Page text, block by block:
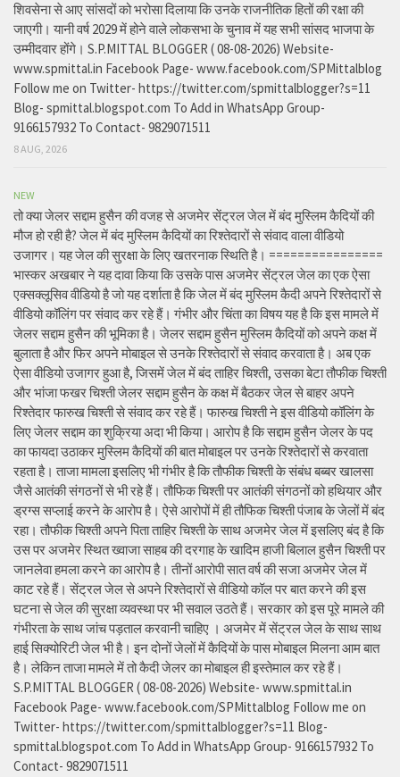
शिवसेना से आए सांसदों को भरोसा दिलाया कि उनके राजनीतिक हितों की रक्षा की
जाएगी। यानी वर्ष 2029 में होने वाले लोकसभा के चुनाव में यह सभी सांसद भाजपा के
उम्मीदवार होंगे। S.P.MITTAL BLOGGER ( 08-08-2026) Website-
www.spmittal.in Facebook Page- www.facebook.com/SPMittalblog
Follow me on Twitter- https://twitter.com/spmittalblogger?s=11
Blog- spmittal.blogspot.com To Add in WhatsApp Group-
9166157932 To Contact- 9829071511
8 AUG, 2026
NEW
तो क्या जेलर सद्दाम हुसैन की वजह से अजमेर सेंट्रल जेल में बंद मुस्लिम कैदियों की
मौज हो रही है? जेल में बंद मुस्लिम कैदियों का रिश्तेदारों से संवाद वाला वीडियो
उजागर। यह जेल की सुरक्षा के लिए खतरनाक स्थिति है। ================
भास्कर अखबार ने यह दावा किया कि उसके पास अजमेर सेंट्रल जेल का एक ऐसा
एक्सक्लूसिव वीडियो है जो यह दर्शाता है कि जेल में बंद मुस्लिम कैदी अपने रिश्तेदारों से
वीडियो कॉलिंग पर संवाद कर रहे हैं। गंभीर और चिंता का विषय यह है कि इस मामले में
जेलर सद्दाम हुसैन की भूमिका है। जेलर सद्दाम हुसैन मुस्लिम कैदियों को अपने कक्ष में
बुलाता है और फिर अपने मोबाइल से उनके रिश्तेदारों से संवाद करवाता है। अब एक
ऐसा वीडियो उजागर हुआ है, जिसमें जेल में बंद ताहिर चिश्ती, उसका बेटा तौफीक चिश्ती
और भांजा फखर चिश्ती जेलर सद्दाम हुसैन के कक्ष में बैठकर जेल से बाहर अपने
रिश्तेदार फारुख चिश्ती से संवाद कर रहे हैं। फारुख चिश्ती ने इस वीडियो कॉलिंग के
लिए जेलर सद्दाम का शुक्रिया अदा भी किया। आरोप है कि सद्दाम हुसैन जेलर के पद
का फायदा उठाकर मुस्लिम कैदियों की बात मोबाइल पर उनके रिश्तेदारों से करवाता
रहता है। ताजा मामला इसलिए भी गंभीर है कि तौफीक चिश्ती के संबंध बब्बर खालसा
जैसे आतंकी संगठनों से भी रहे हैं। तौफिक चिश्ती पर आतंकी संगठनों को हथियार और
ड्रग्स सप्लाई करने के आरोप है। ऐसे आरोपों में ही तौफिक चिश्ती पंजाब के जेलों में बंद
रहा। तौफीक चिश्ती अपने पिता ताहिर चिश्ती के साथ अजमेर जेल में इसलिए बंद है कि
उस पर अजमेर स्थित ख्वाजा साहब की दरगाह के खादिम हाजी बिलाल हुसैन चिश्ती पर
जानलेवा हमला करने का आरोप है। तीनों आरोपी सात वर्ष की सजा अजमेर जेल में
काट रहे हैं। सेंट्रल जेल से अपने रिश्तेदारों से वीडियो कॉल पर बात करने की इस
घटना से जेल की सुरक्षा व्यवस्था पर भी सवाल उठते हैं। सरकार को इस पूरे मामले की
गंभीरता के साथ जांच पड़ताल करवानी चाहिए । अजमेर में सेंट्रल जेल के साथ साथ
हाई सिक्योरिटी जेल भी है। इन दोनों जेलों में कैदियों के पास मोबाइल मिलना आम बात
है। लेकिन ताजा मामले में तो कैदी जेलर का मोबाइल ही इस्तेमाल कर रहे हैं।
S.P.MITTAL BLOGGER ( 08-08-2026) Website- www.spmittal.in
Facebook Page- www.facebook.com/SPMittalblog Follow me on
Twitter- https://twitter.com/spmittalblogger?s=11 Blog-
spmittal.blogspot.com To Add in WhatsApp Group- 9166157932 To
Contact- 9829071511